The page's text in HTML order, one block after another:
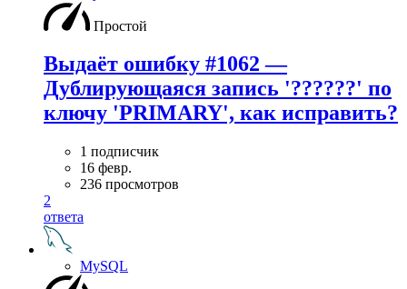
Простой
Выдаёт ошибку #1062 —
Дублирующаяся запись '??????' по
ключу 'PRIMARY', как исправить?
1 подписчик
16 февр.
236 просмотров
2
ответа
MySQL